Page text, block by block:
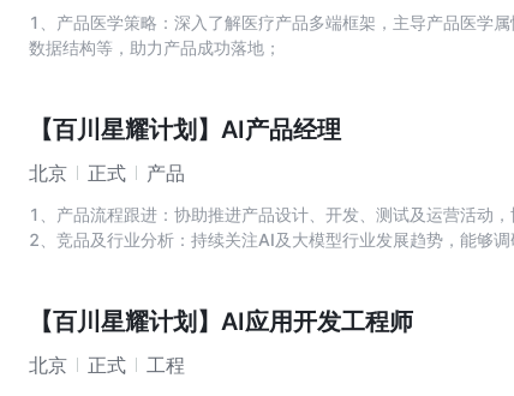
1、产品医学策略：深入了解医疗产品多端框架，主导产品医学
数据结构等，助力产品成功落地；
【百川星耀计划】AI产品经理
北京 正式 产品
1、产品流程跟进：协助推进产品设计、开发、测试及运营活动
2、竞品及行业分析：持续关注AI及大模型行业发展趋势，能够
4、标注标准与数据审核：参与制定和讨论AI产品数据标注的准
定期进行数据审核，与团队合作讨论数据生产和处理流程，以提
【百川星耀计划】AI应用开发工程师
北京 正式 工程